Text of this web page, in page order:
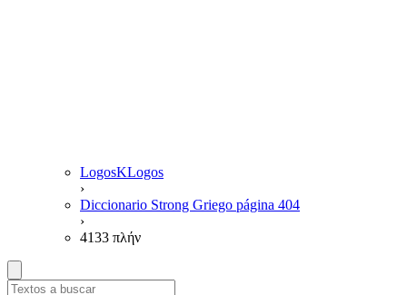
LogosKLogos
›
Diccionario Strong Griego página 404
›
4133 πλήν